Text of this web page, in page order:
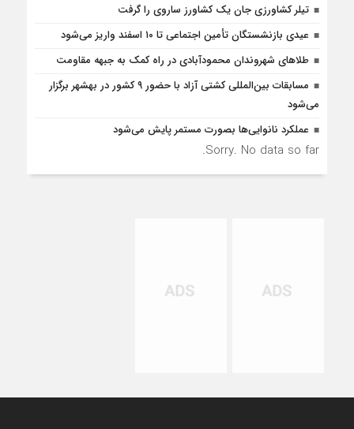
تيلر كشاورزی جان یک کشاورز ساروی را گرفت
عیدی بازنشستگان تأمین اجتماعی تا ۱۰ اسفند واریز می‌شود
طلاهای شهروندان محمودآبادی در راه کمک به جبهه مقاومت
مسابقات بین‌المللی کشتی آزاد با حضور ۹ کشور در بهشهر برگزار
می‌شود
عملکرد نانوایی‌ها بصورت مستمر پایش می‌شود
Sorry. No data so far.